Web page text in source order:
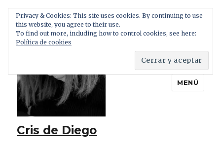
Cris de Diego
MENÚ
Privacy & Cookies: This site uses cookies. By continuing to use
this website, you agree to their use.
To find out more, including how to control cookies, see here:
Política de cookies